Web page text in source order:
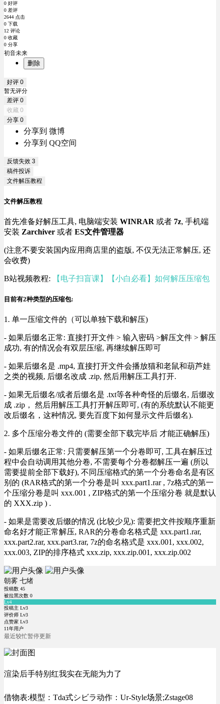
0 好评
0 差评
2644 点击
0 下载
12 评论
0 收藏
0 分享
初音未来
删除
好评 0
暂无评分
差评 0
收藏 0
分享 0
分享到 微博
分享到 QQ空间
反馈失效 3
稿件投诉
文件解压教程
文件解压教程
首先准备好解压工具, 电脑端安装 WINRAR 或者 7z, 手机端
安装 Zarchiver 或者 ES文件管理器
(注意不要安装国内应用商店里的盗版, 不仅无法正常解压, 还
会收费)
B站视频教程: 【电子扫盲课】【小白必看】如何解压压缩包
目前有2种类型的压缩包:
1. 单一压缩文件的（可以单独下载和解压)
- 如果后缀名正常: 直接打开文件 > 输入密码 >解压文件 > 解压
成功, 有的情况会有双层压缩, 再继续解压即可
- 如果后缀名是 .mp4, 直接打开文件会播放猫和老鼠和葫芦娃
之类的视频, 后缀名改成 .zip, 然后用解压工具打开.
- 如果无后缀名/或者后缀名是 .txt等各种奇怪的后缀名, 后缀改
成 .zip， 然后用解压工具打开解压即可, (有的系统默认不能更
改后缀名，这种情况, 要先百度下如何显示文件后缀名).
2. 多个压缩分卷文件的 (需要全部下载完毕后 才能正确解压)
- 如果后缀名正常: 只需要解压第一个分卷即可, 工具在解压过
程中会自动调用其他分卷, 不需要每个分卷都解压一遍 (所以
需要提前全部下载好), 不同压缩格式的第一个分卷命名是有区
别的 (RAR格式的第一个分卷是叫 xxx.part1.rar , 7z格式的第一
个压缩分卷是叫 xxx.001 , ZIP格式的第一个压缩分卷 就是默认
的 XXX.zip ) .
- 如果是需要改后缀的情况 (比较少见): 需要把文件按顺序重新
命名好才能正常解压, RAR的分卷命名格式是 xxx.part1.rar,
xxx.part2.rar, xxx.part3.rar, 7z的命名格式是 xxx.001, xxx.002,
xxx.003, ZIP的排序格式 xxx.zip, xxx.zip.001, xxx.zip.002
朝雾 七绪
投稿数 45
被拉黑次数 0
Lv4
投稿主 Lv3
评价师 Lv3
点赞家 Lv3
11年用户
最近较忙暂停更新
渲染后手特别红我实在无能为力了
借物表:模型：Tda式シビラ动作：Ur-Style场景;Zstage08